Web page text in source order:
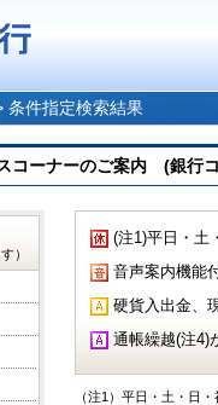
条件指定検索結果
コーナーのご案内 (銀行
(注1)平日・土
音声案内機能
硬貨入出金、
通帳繰越(注4)
（注1）平日・土・日
）